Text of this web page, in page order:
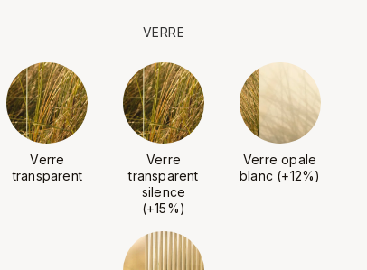
VERRE
Verre
transparent
Verre
transparent
silence
(+15%)
Verre opale
blanc (+12%)